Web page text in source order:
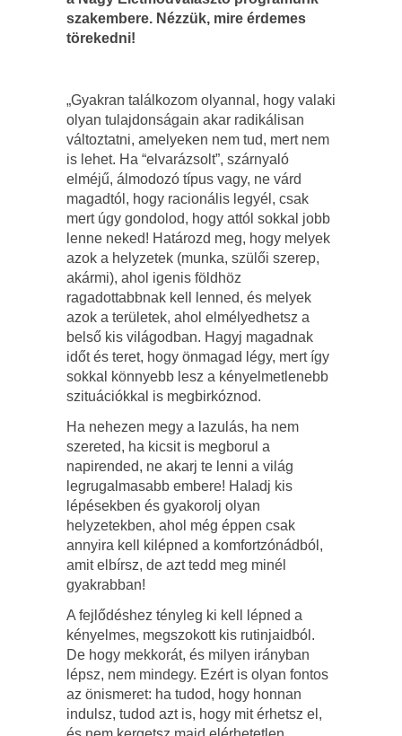
szakembere. Nézzük, mire érdemes
törekedni!
„Gyakran találkozom olyannal, hogy valaki
olyan tulajdonságain akar radikálisan
változtatni, amelyeken nem tud, mert nem
is lehet. Ha “elvarázsolt”, szárnyaló
elméjű, álmodozó típus vagy, ne várd
magadtól, hogy racionális legyél, csak
mert úgy gondolod, hogy attól sokkal jobb
lenne neked! Határozd meg, hogy melyek
azok a helyzetek (munka, szülői szerep,
akármi), ahol igenis földhöz
ragadottabbnak kell lenned, és melyek
azok a területek, ahol elmélyedhetsz a
belső kis világodban. Hagyj magadnak
időt és teret, hogy önmagad légy, mert így
sokkal könnyebb lesz a kényelmetlenebb
szituációkkal is megbirkóznod.
Ha nehezen megy a lazulás, ha nem
szereted, ha kicsit is megborul a
napirended, ne akarj te lenni a világ
legrugalmasabb embere! Haladj kis
lépésekben és gyakorolj olyan
helyzetekben, ahol még éppen csak
annyira kell kilépned a komfortzónádból,
amit elbírsz, de azt tedd meg minél
gyakrabban!
A fejlődéshez tényleg ki kell lépned a
kényelmes, megszokott kis rutinjaidból.
De hogy mekkorát, és milyen irányban
lépsz, nem mindegy. Ezért is olyan fontos
az önismeret: ha tudod, hogy honnan
indulsz, tudod azt is, hogy mit érhetsz el,